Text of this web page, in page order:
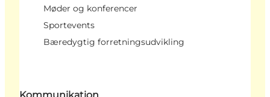
Møder og konferencer
Sportevents
Bæredygtig forretningsudvikling